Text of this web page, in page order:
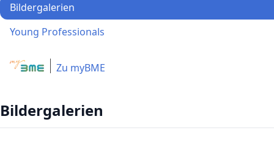
Bildergalerien
Young Professionals
Zu myBME
Bildergalerien